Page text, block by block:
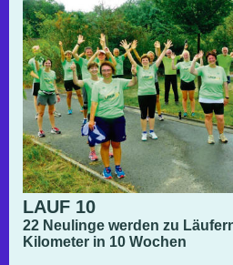
LAUF 10
22 Neulinge werden zu
Kilometer in 10 Wochen